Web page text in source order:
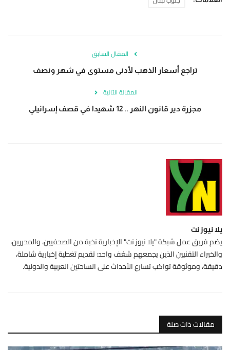
المقال السابق
تراجع أسعار الذهب لأدنى مستوى في شهر ونصف
المقالة التالية
مجزرة دير قانون النهر .. 12 شهيدا في قصف إسرائيلي
يلا نيوز نت
يضم فريق عمل شبكة "يلا نيوز نت" الإخبارية نخبة من الصحفيين، والمحررين،
والخبراء التقنيين الذين يجمعهم شغف واحد: تقديم تغطية إخبارية شاملة،
دقيقة، وموثوقة تواكب تسارع الأحداث على الساحتين العربية والدولية.
مقالات ذات صلة